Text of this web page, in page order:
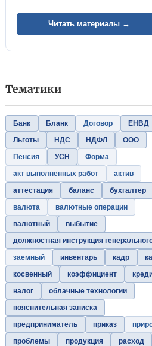
Читать материалы →
Тематики
Банк Бланк Договор ЕНВД
Льготы
НДС НДФЛ
ООО
Пенсия
УСН
Форма
акт выполненных работ
актив
аттестация
баланс
бухгалтер
валюта
валютные операции
валютный
выбытие
должностная инструкция
заемный
инвентарь кадр
косвенный
коэффициент
налог
облачные технологии
пояснительная записка
предприниматель
приказ
проблемы
продукция
расход